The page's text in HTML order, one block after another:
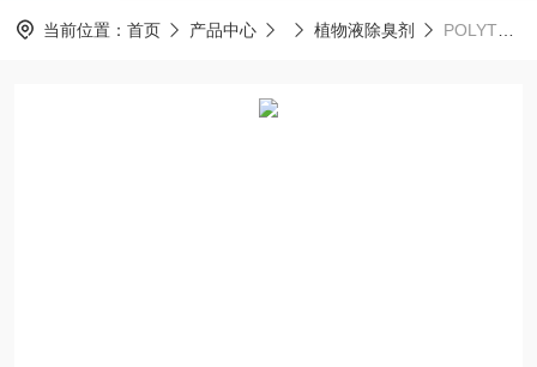
当前位置： 首页 产品中心 植物液除臭剂 POLYTE Sorb猪圈鸡舍植物液除臭剂宝莱尔